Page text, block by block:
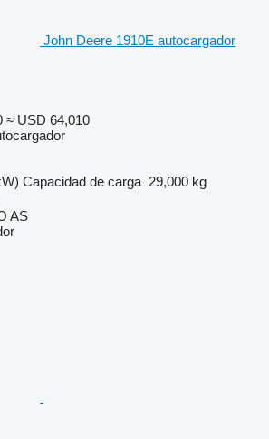
John Deere 1910E autocargador
≈ USD 64,010
Capacidad de carga 29,000 kg
AS